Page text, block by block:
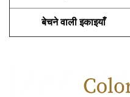
बेचने वाली इकाइयाँ